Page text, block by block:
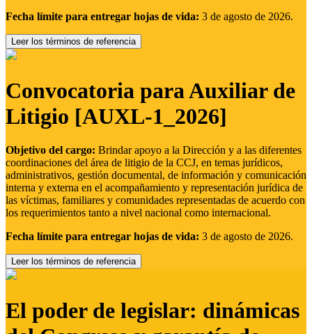
Fecha límite para entregar hojas de vida: 3 de agosto de 2026.
Leer los términos de referencia
Convocatoria para Auxiliar de
Litigio [AUXL-1_2026]
Objetivo del cargo: Brindar apoyo a la Dirección y a las diferentes
coordinaciones del área de litigio de la CCJ, en temas jurídicos,
administrativos, gestión documental, de información y comunicación
interna y externa en el acompañamiento y representación jurídica de
las víctimas, familiares y comunidades representadas de acuerdo con
los requerimientos tanto a nivel nacional como internacional.
Fecha límite para entregar hojas de vida: 3 de agosto de 2026.
Leer los términos de referencia
El poder de legislar: dinámicas